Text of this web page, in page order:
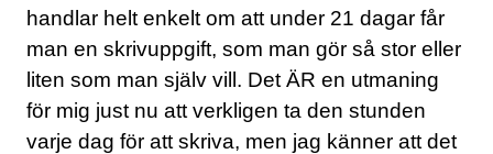
handlar helt enkelt om att under 21 dagar får
man en skrivuppgift, som man gör så stor eller
liten som man själv vill. Det ÄR en utmaning
för mig just nu att verkligen ta den stunden
varje dag för att skriva, men jag känner att det